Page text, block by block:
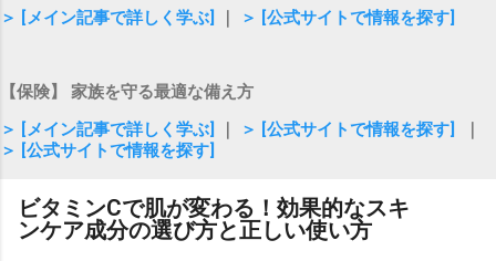
＞ [メイン記事で詳しく学ぶ]
＞ [公式サイトで情報を探す]
【保険】 家族を守る最適な備え方
＞ [メイン記事で詳しく学ぶ]
＞ [公式サイトで情報を探す]
＞ [公式サイトで情報を探す]
ビタミンCで肌が変わる！効果的なスキ
ンケア成分の選び方と正しい使い方